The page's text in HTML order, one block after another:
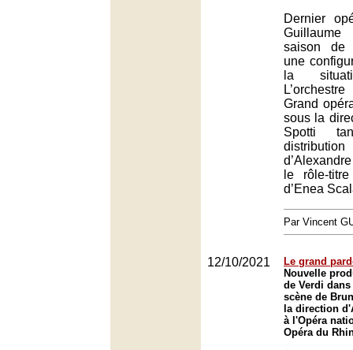
Dernier
saison de
une
la
Grand
sous la
Spotti
le rôle-
d’Enea
Par Vincent
12/10/2021
Le grand
Nouvelle
de Verdi
scène de
la direction
à l'Opéra
Opéra du